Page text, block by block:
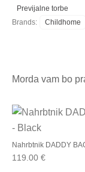
Previjalne torbe
Brands:
Childhome
Morda vam bo
Nahrbtnik DADDY
119.00€